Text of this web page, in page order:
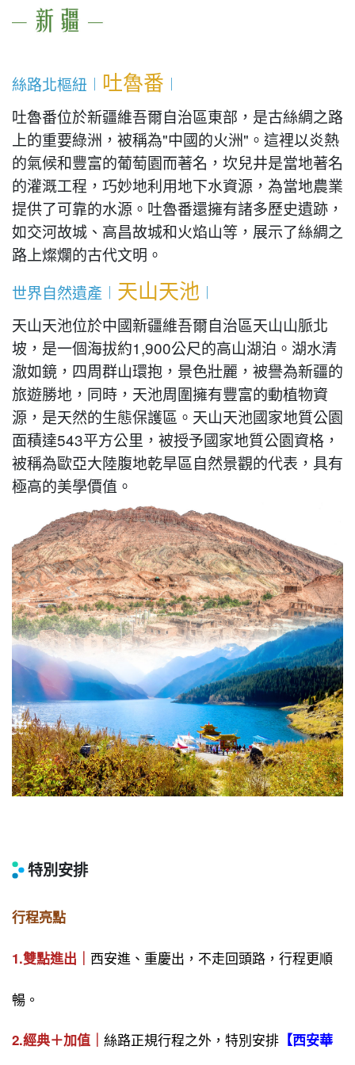
絲路北樞紐︱ 吐魯番 ︱
吐魯番位於新疆維吾爾自治區東部，是古絲綢之路
上的重要綠洲，被稱為"中國的火洲"。這裡以炎熱
的氣候和豐富的葡萄園而著名，坎兒井是當地著名
的灌溉工程，巧妙地利用地下水資源，為當地農業
提供了可靠的水源。吐魯番還擁有諸多歷史遺跡，
如交河故城、高昌故城和火焰山等，展示了絲綢之
路上燦爛的古代文明。
世界自然遺產︱ 天山天池 ︱
天山天池位於中國新疆維吾爾自治區天山山脈北
坡，是一個海拔約1,900公尺的高山湖泊。湖水清
澈如鏡，四周群山環抱，景色壯麗，被譽為新疆的
旅遊勝地，同時，天池周圍擁有豐富的動植物資
源，是天然的生態保護區。天山天池國家地質公園
面積達543平方公里，被授予國家地質公園資格，
被稱為歐亞大陸腹地乾旱區自然景觀的代表，具有
極高的美學價值。
特別安排
行程亮點
1.雙點進出｜ 西安進、重慶出，不走回頭路，行程更順
暢。
2.經典＋加值｜ 絲路正規行程之外，特別安排 【西安華